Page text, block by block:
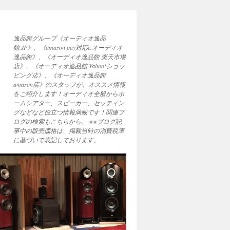
逸品館グループ《オーディオ逸品
館.JP》、《amazon pay対応e.オーディオ
逸品館》、《オーディオ逸品館 楽天市場
店》、《オーディオ逸品館 Yahoo!ショッ
ピング店》、《オーディオ逸品館
amazon店》のスタッフが、オススメ情報
をご紹介します！オーディオ全般からホ
ームシアター、スピーカー、セッティン
グなどなど役立つ情報満載です！関連ブ
ログの検索もこちらから。 ※※ブログ記
事中の販売価格は、掲載当時の消費税率
に基づいて表記しております。